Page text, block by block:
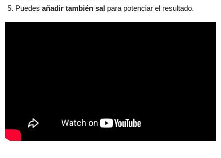
Puedes añadir también sal para potenciar el resultado.